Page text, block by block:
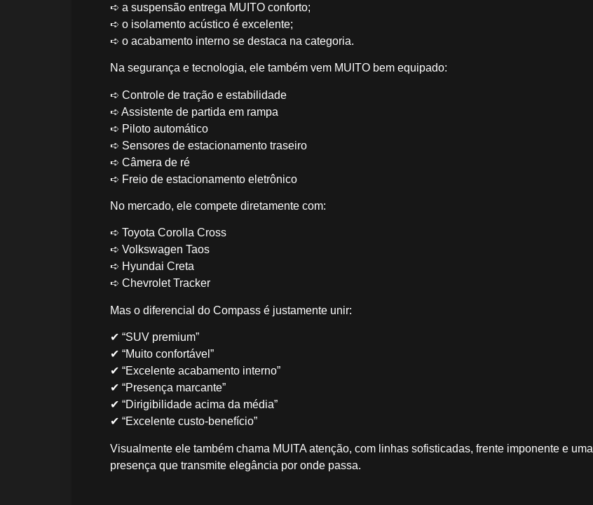
➪ a suspensão entrega MUITO conforto;
➪ o isolamento acústico é excelente;
➪ o acabamento interno se destaca na categoria.
Na segurança e tecnologia, ele também vem MUITO bem equipado:
➪ Controle de tração e estabilidade
➪ Assistente de partida em rampa
➪ Piloto automático
➪ Sensores de estacionamento traseiro
➪ Câmera de ré
➪ Freio de estacionamento eletrônico
No mercado, ele compete diretamente com:
➪ Toyota Corolla Cross
➪ Volkswagen Taos
➪ Hyundai Creta
➪ Chevrolet Tracker
Mas o diferencial do Compass é justamente unir:
✔ “SUV premium”
✔ “Muito confortável”
✔ “Excelente acabamento interno”
✔ “Presença marcante”
✔ “Dirigibilidade acima da média”
✔ “Excelente custo-benefício”
Visualmente ele também chama MUITA atenção, com linhas sofisticadas, frente imponente e uma
presença que transmite elegância por onde passa.